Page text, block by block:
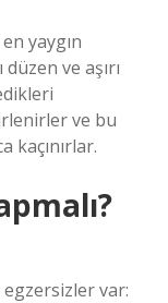
yaygın
ve aşırı
ve bu
kaçınırlar.
egzersizler var: